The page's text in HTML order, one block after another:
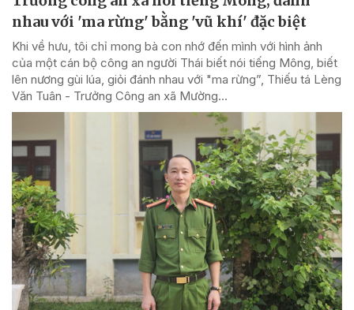
nhau với 'ma rừng' bằng 'vũ khí' đặc biệt
Khi về hưu, tôi chỉ mong bà con nhớ đến mình với hình ảnh
của một cán bộ công an người Thái biết nói tiếng Mông, biết
lên nương gùi lúa, giỏi đánh nhau với "ma rừng”, Thiếu tá Lèng
Văn Tuân - Trưởng Công an xã Mường...